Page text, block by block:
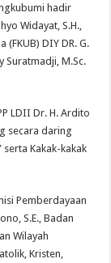
hadir
Widayat, S.H.,
(FKUB) DIY DR. G.
Suratmadji, M.Sc.
LDII Dr. H. Ardito
secara daring
Kakak-kakak
Pemberdayaan
S.E., Badan
Wilayah
Kristen,